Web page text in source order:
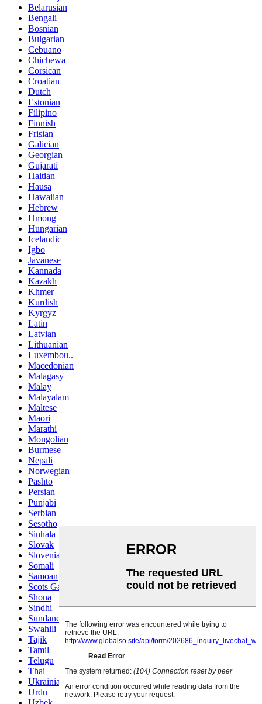
Belarusian
Bengali
Bosnian
Bulgarian
Cebuano
Chichewa
Corsican
Croatian
Dutch
Estonian
Filipino
Finnish
Frisian
Galician
Georgian
Gujarati
Haitian
Hausa
Hawaiian
Hebrew
Hmong
Hungarian
Icelandic
Igbo
Javanese
Kannada
Kazakh
Khmer
Kurdish
Kyrgyz
Latin
Latvian
Lithuanian
Luxembou..
Macedonian
Malagasy
Malay
Malayalam
Maltese
Maori
Marathi
Mongolian
Burmese
Nepali
Norwegian
Pashto
Persian
Punjabi
Serbian
Sesotho
Sinhala
Slovak
Slovenian
Somali
Samoan
Scots Gaelic
Shona
Sindhi
Sundanese
Swahili
Tajik
Tamil
Telugu
Thai
Ukrainian
Urdu